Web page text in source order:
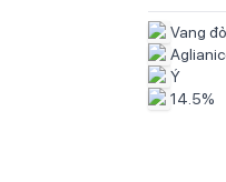
Vang đỏ
Ý
14.5%